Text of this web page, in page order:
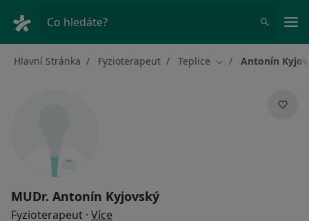
Co hledáte?
Hlavní Stránka Fyzioterapeut Teplice Změna města
Antonín
MUDr. Antonín Kyjovský
Fyzioterapeut · Více